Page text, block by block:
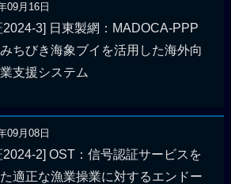
09月16日
2024-3] 日東製網：MADOCA-PPP
ちびき海象ブイを活用した海外向
支援システム
09月08日
2024-2] OST：信号認証サービスを
適正な漁業操業に対するエンドー